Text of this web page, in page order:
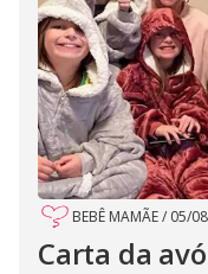
BEBÊ MAMÃE/ 05/
Carta da